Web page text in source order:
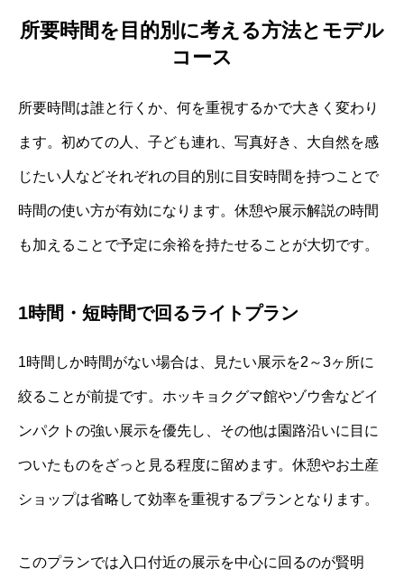
所要時間を目的別に考える方法とモデル
コース
所要時間は誰と行くか、何を重視するかで大きく変わり
ます。初めての人、子ども連れ、写真好き、大自然を感
じたい人などそれぞれの目的別に目安時間を持つことで
時間の使い方が有効になります。休憩や展示解説の時間
も加えることで予定に余裕を持たせることが大切です。
1時間・短時間で回るライトプラン
1時間しか時間がない場合は、見たい展示を2～3ヶ所に
絞ることが前提です。ホッキョクグマ館やゾウ舎などイ
ンパクトの強い展示を優先し、その他は園路沿いに目に
ついたものをざっと見る程度に留めます。休憩やお土産
ショップは省略して効率を重視するプランとなります。
このプランでは入口付近の展示を中心に回るのが賢明